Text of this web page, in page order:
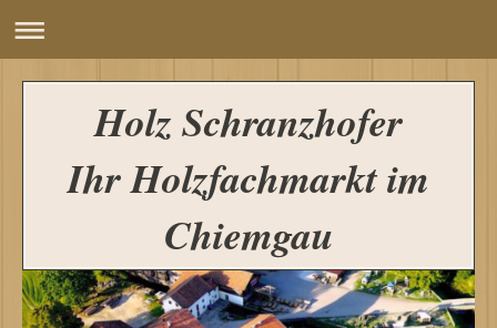
Holz Schranzhofer
Ihr Holzfachmarkt im
Chiemgau